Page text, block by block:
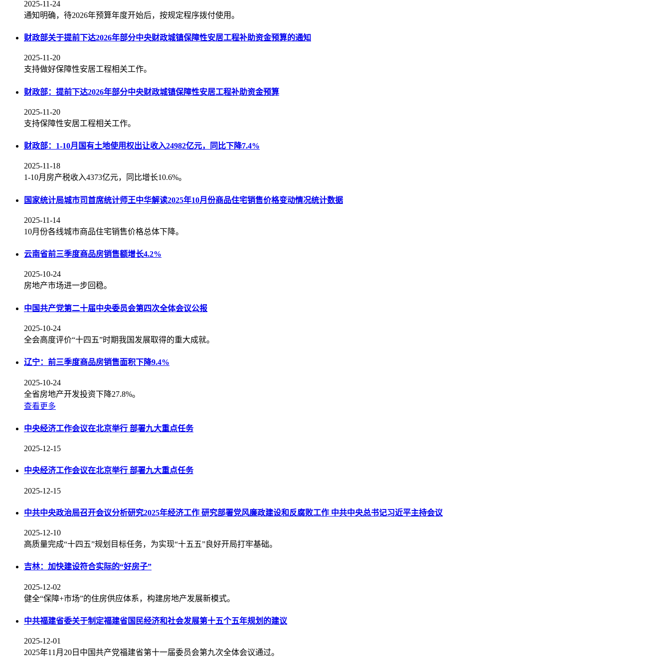
2025-11-24
通知明确，待2026年预算年度开始后，按规定程序拨付使用。
财政部关于提前下达2026年部分中央财政城镇保障性安居工程补助资金预算的通知
2025-11-20
支持做好保障性安居工程相关工作。
财政部：提前下达2026年部分中央财政城镇保障性安居工程补助资金预算
2025-11-20
支持保障性安居工程相关工作。
财政部：1-10月国有土地使用权出让收入24982亿元，同比下降7.4%
2025-11-18
1-10月房产税收入4373亿元，同比增长10.6%。
国家统计局城市司首席统计师王中华解读2025年10月份商品住宅销售价格变动情况统计数据
2025-11-14
10月份各线城市商品住宅销售价格总体下降。
云南省前三季度商品房销售额增长4.2%
2025-10-24
房地产市场进一步回稳。
中国共产党第二十届中央委员会第四次全体会议公报
2025-10-24
全会高度评价“十四五”时期我国发展取得的重大成就。
辽宁：前三季度商品房销售面积下降9.4%
2025-10-24
全省房地产开发投资下降27.8%。
查看更多
中央经济工作会议在北京举行 部署九大重点任务
2025-12-15
中央经济工作会议在北京举行 部署九大重点任务
2025-12-15
中共中央政治局召开会议分析研究2025年经济工作 研究部署党风廉政建设和反腐败工作 中共中央总书记习近平主持会议
2025-12-10
高质量完成“十四五”规划目标任务，为实现“十五五”良好开局打牢基础。
吉林：加快建设符合实际的“好房子”
2025-12-02
健全“保障+市场”的住房供应体系，构建房地产发展新模式。
中共福建省委关于制定福建省国民经济和社会发展第十五个五年规划的建议
2025-12-01
2025年11月20日中国共产党福建省第十一届委员会第九次全体会议通过。